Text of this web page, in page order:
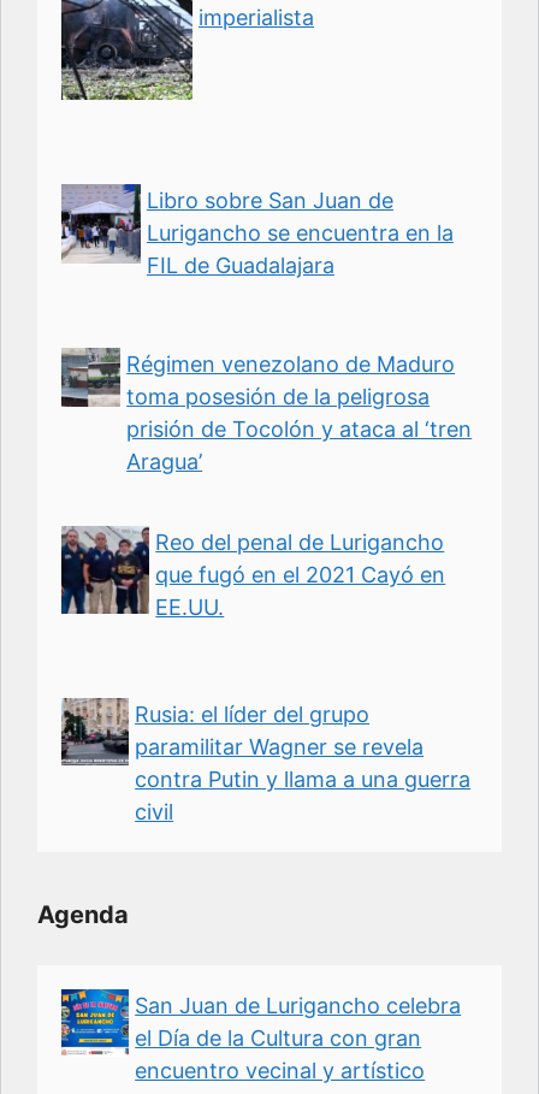
imperialista
Libro sobre San Juan de
Lurigancho se encuentra en la
FIL de Guadalajara
Régimen venezolano de Maduro
toma posesión de la peligrosa
prisión de Tocolón y ataca al ‘tren
Aragua’
Reo del penal de Lurigancho
que fugó en el 2021 Cayó en
EE.UU.
Rusia: el líder del grupo
paramilitar Wagner se revela
contra Putin y llama a una guerra
civil
Agenda
San Juan de Lurigancho celebra
el Día de la Cultura con gran
encuentro vecinal y artístico